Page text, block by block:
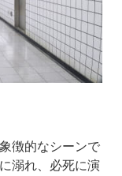
徴的なシーンで
溺れ、必死に演